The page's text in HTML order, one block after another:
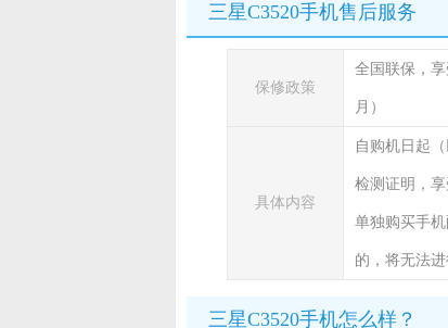
三星C3520手机售后服务
保修政策
全国联保，
月）
具体内容
自购机日起
检测证明，
单独购买手
的，将无法
三星C3520手机怎么样？